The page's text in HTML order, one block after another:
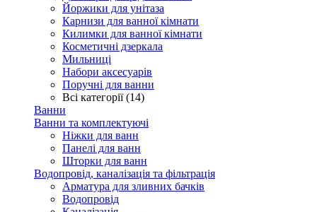
Йоржики для унітаза
Карнизи для ванної кімнати
Килимки для ванної кімнати
Косметичні дзеркала
Мильниці
Набори аксесуарів
Поручні для ванни
Всі категорії (14)
Ванни
Ванни та комплектуючі
Ніжки для ванн
Панелі для ванн
Шторки для ванн
Водопровід, каналізація та фільтрація
Арматура для зливних бачків
Водопровід